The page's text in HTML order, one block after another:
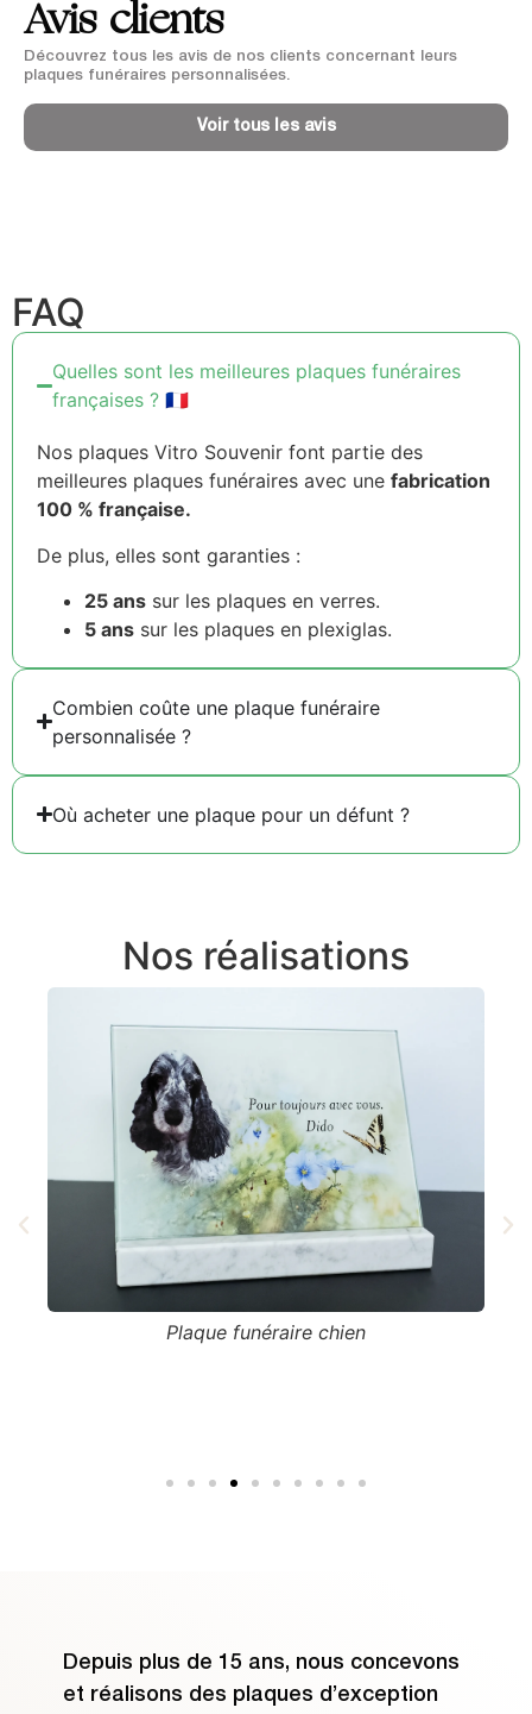
Avis clients
Découvrez tous les avis de nos clients concernant leurs
plaques funéraires personnalisées.
Voir tous les avis
FAQ
Quelles sont les meilleures plaques funéraires
françaises ? 🇫🇷
Nos plaques Vitro Souvenir font partie des
meilleures plaques funéraires avec une fabrication
100 % française.
De plus, elles sont garanties :
25 ans sur les plaques en verres.
5 ans sur les plaques en plexiglas.
Combien coûte une plaque funéraire
personnalisée ?
Où acheter une plaque pour un défunt ?
Nos réalisations
Plaque funéraire chien
Depuis plus de 15 ans, nous concevons
et réalisons des plaques d’exception